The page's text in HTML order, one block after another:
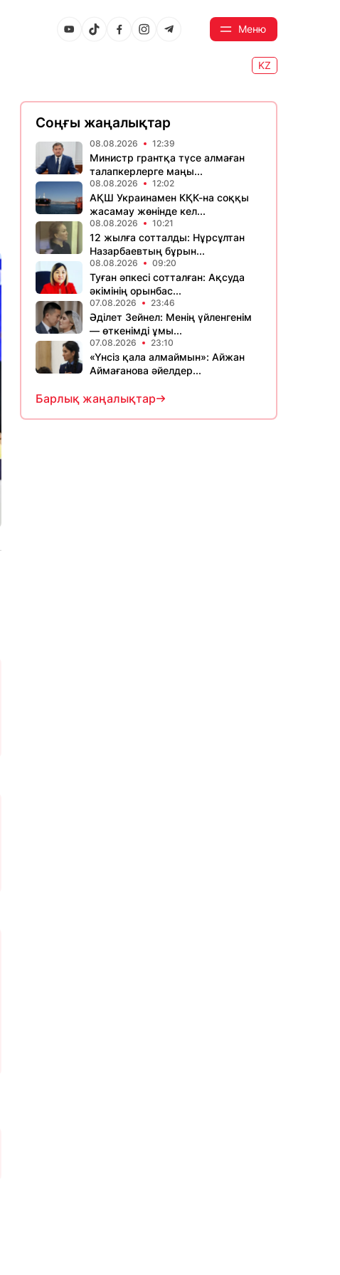
Меню
KZ
Соңғы жаңалықтар
08.08.2026 12:39
Министр грантқа түсе алмаған
талапкерлерге маңы...
08.08.2026 12:02
АҚШ Украинамен КҚК-на соққы
жасамау жөнінде кел...
08.08.2026 10:21
12 жылға сотталды: Нұрсұлтан
Назарбаевтың бұрын...
08.08.2026 09:20
Туған әпкесі сотталған: Ақсуда
әкімінің орынбас...
07.08.2026 23:46
Әділет Зейнел: Менің үйленгенім
— өткенімді ұмы...
07.08.2026 23:10
«Үнсіз қала алмаймын»: Айжан
Аймағанова әйелдер...
Барлық жаңалықтар